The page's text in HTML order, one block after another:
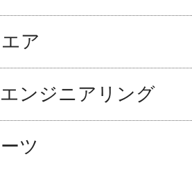
ア
ンジニアリング
ツ